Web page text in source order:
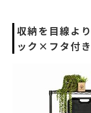
収納を目線よ
ック×フタ付き